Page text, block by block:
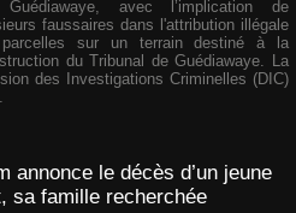
avec l’implication de
faussaires dans l'attribution illégale
sur un terrain destiné à la
du Tribunal de Guédiawaye. La
des Investigations Criminelles (DIC)
annonce le décès d’un jeune
sa famille recherchée